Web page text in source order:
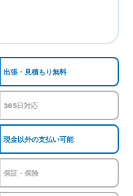
出張・見積もり無料
365日対応
現金以外の支払い可能
保証・保険